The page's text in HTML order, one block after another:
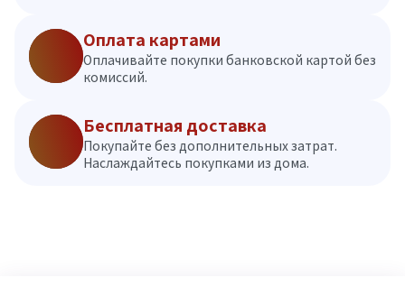
Оплата картами
Оплачивайте покупки банковской картой без
комиссий.
Бесплатная доставка
Покупайте без дополнительных затрат.
Наслаждайтесь покупками из дома.